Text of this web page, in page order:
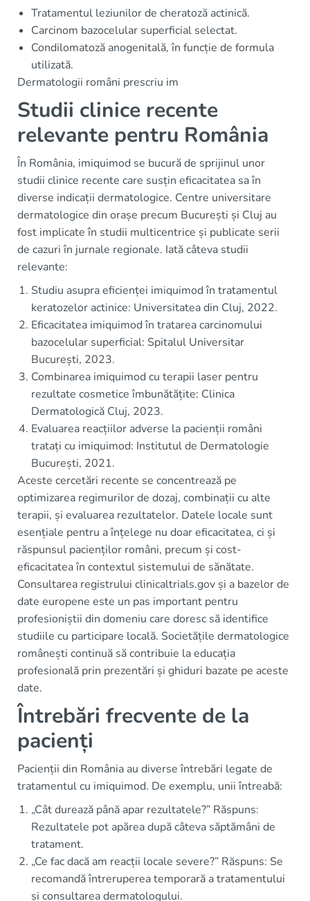
Tratamentul leziunilor de cheratoză actinică.
Carcinom bazocelular superficial selectat.
Condilomatoză anogenitală, în funcție de formula
utilizată.
Dermatologii români prescriu im
Studii clinice recente
relevante pentru România
În România, imiquimod se bucură de sprijinul unor
studii clinice recente care susțin eficacitatea sa în
diverse indicații dermatologice. Centre universitare
dermatologice din orașe precum București și Cluj au
fost implicate în studii multicentrice și publicate serii
de cazuri în jurnale regionale. Iată câteva studii
relevante:
Studiu asupra eficienței imiquimod în tratamentul
keratozelor actinice: Universitatea din Cluj, 2022.
Eficacitatea imiquimod în tratarea carcinomului
bazocelular superficial: Spitalul Universitar
București, 2023.
Combinarea imiquimod cu terapii laser pentru
rezultate cosmetice îmbunătățite: Clinica
Dermatologică Cluj, 2023.
Evaluarea reacțiilor adverse la pacienții români
tratați cu imiquimod: Institutul de Dermatologie
București, 2021.
Aceste cercetări recente se concentrează pe
optimizarea regimurilor de dozaj, combinații cu alte
terapii, și evaluarea rezultatelor. Datele locale sunt
esențiale pentru a înțelege nu doar eficacitatea, ci și
răspunsul pacienților români, precum și cost-
eficacitatea în contextul sistemului de sănătate.
Consultarea registrului clinicaltrials.gov și a bazelor de
date europene este un pas important pentru
profesioniștii din domeniu care doresc să identifice
studiile cu participare locală. Societățile dermatologice
românești continuă să contribuie la educația
profesională prin prezentări și ghiduri bazate pe aceste
date.
Întrebări frecvente de la
pacienți
Pacienții din România au diverse întrebări legate de
tratamentul cu imiquimod. De exemplu, unii întreabă:
„Cât durează până apar rezultatele?” Răspuns:
Rezultatele pot apărea după câteva săptămâni de
tratament.
„Ce fac dacă am reacții locale severe?” Răspuns: Se
recomandă întreruperea temporară a tratamentului
și consultarea dermatologului.